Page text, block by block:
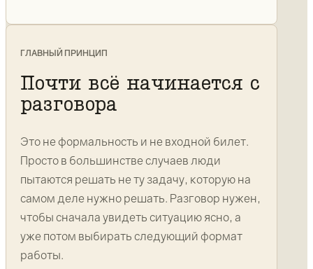
ГЛАВНЫЙ ПРИНЦИП
Почти всё начинается с
разговора
Это не формальность и не входной билет.
Просто в большинстве случаев люди
пытаются решать не ту задачу, которую на
самом деле нужно решать. Разговор нужен,
чтобы сначала увидеть ситуацию ясно, а
уже потом выбирать следующий формат
работы.